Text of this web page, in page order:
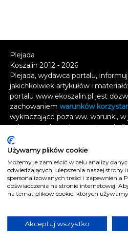
Plejada
Koszalin 2012 - 2026
Plejada, wydawca portalu,
jakichkolwiek artykułów i
portalu www.ekoszalin.pl jest
zachowaniem warunków
wykraczające poza ww. warunki,
zabronione bez pisemnej zgody
się, w jaki sposób możesz uzyskać
wykorzystanie treści.
Naruszenie tych zasad jest
odpowiedzialnością karną.
Wszelkie prawa zastrzeżone.
Kontakt
Polityka prywatności
Używamy plików cookie
Możemy je zamieścić w celu analizy
odwiedzających, ulepszenia naszej strony
spersonalizowanych treści i zapewnienia
doświadczenia na stronie internetowej.
na temat plików cookie, których
Akceptuj wszystko